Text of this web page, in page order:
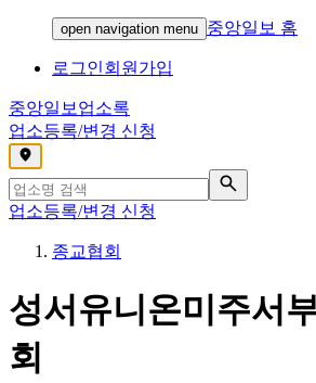
open navigation menu 중앙일보 홈
로그인회원가입
중앙일보 업소록
업소등록/변경 신청
,
업소등록/변경 신청
종교협회
성서유니온미주서
회